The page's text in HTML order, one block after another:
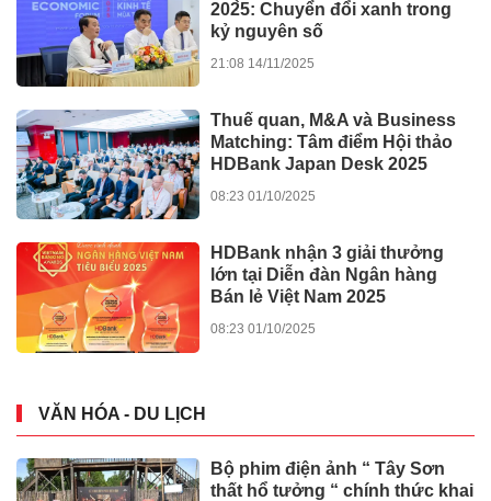
202̀5: Chuyển đổi xanh trong
kỷ nguyên số
21:08 14/11/2025
Thuế quan, M&A và Business
Matching: Tâm điểm Hội thảo
HDBank Japan Desk 2025
08:23 01/10/2025
HDBank nhận 3 giải thưởng
lớn tại Diễn đàn Ngân hàng
Bán lẻ Việt Nam 2025
08:23 01/10/2025
VĂN HÓA - DU LỊCH
Bộ phim điện ảnh “ Tây Sơn
thất hổ tưởng “ chính thức khai